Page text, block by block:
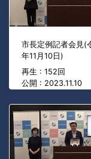
市長定例記者会見(
年11月10日)
再生 : 152回
公開 : 2023.11.10